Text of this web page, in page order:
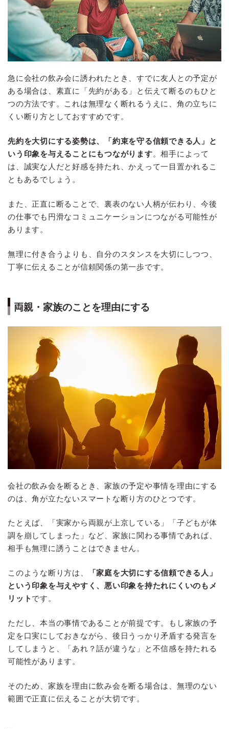
急に会社の飲み会に誘われたとき、すでに友人との予定が
ある場合は、素直に「先約がある」と伝えて断るのもひと
つの方法です。これは無理なく断れるうえに、角の立ちに
くい断り方としておすすめです。
先約を大切にする姿勢は、「約束を守る信頼できる人」と
いう印象を与えることにもつながります。相手によって
は、誠実な人だと好感を持たれ、かえって一目置かれるこ
ともあるでしょう。
また、正直に断ることで、裏表のない人柄が伝わり、今後
の仕事でも円滑なコミュニケーションにつながる可能性が
あります。
無理に付き合うよりも、自分のスタンスを大切にしつつ、
丁寧に伝えることが信頼関係の第一歩です。
両親・家族のことを理由にする
会社の飲み会を断るとき、家族の予定や事情を理由にする
のは、角が立たないスマートな断り方のひとつです。
たとえば、「実家から両親が上京している」「子どもが体
調を崩してしまった」など、家族に関わる事情であれば、
相手も無理に誘うことはできません。
このような断り方は、
「家庭を大切にする信頼できる人」
という印象を与えやすく、悪い印象を持たれにくいのもメ
リット です。
ただし、本当の事情であることが前提です。もし家族の予
定を口実にしておきながら、後日うっかり矛盾する発言を
してしまうと、「あれ？話が違うな」と不信感を持たれる
可能性があります。
そのため、家族を理由に飲み会を断る場合は、無理のない
範囲で正直に伝えることが大切です。